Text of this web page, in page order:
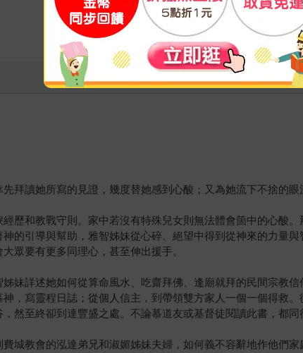
拜讀她所寫的見證，幾度替她感到心酸；又為她流下不捨的
歷和教戰守則。家中若沒有特殊兒女則無法體會箇中的心酸
的引導與幫助，雅智姊妹從心碎、絕望中得到從神來的力量
眾要有更多同理心，甚至伸出援手。
妹詳述她如何從算命風水、吃齋拜佛、逢廟就拜的民間宗教
，寫靈程日誌；從個人信主，到帶領雙方家人一個一個得救
然至終卻到達豐盛之處。不論慕道友或基督徒閱讀此書，都同
城教會的泓達弟兄和淑媚姊妹夫婦，如何義不容辭地作他們